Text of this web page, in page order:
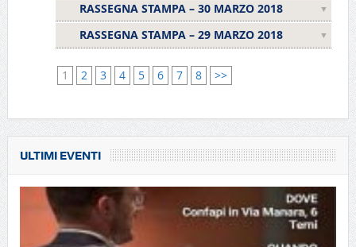
RASSEGNA STAMPA – 30 MARZO 2018
RASSEGNA STAMPA – 29 MARZO 2018
1 2 3 4 5 6 7 8 >>
ULTIMI EVENTI